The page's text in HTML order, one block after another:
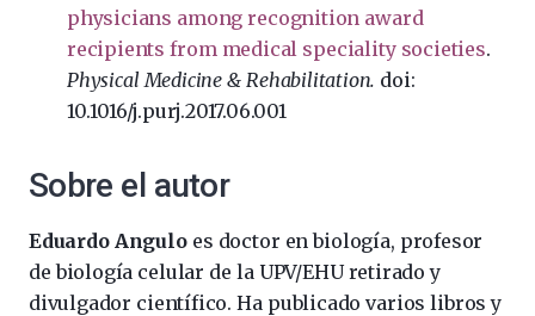
physicians among recognition award
recipients from medical speciality societies.
Physical Medicine & Rehabilitation. doi:
10.1016/j.purj.2017.06.001
Sobre el autor
Eduardo Anguloes doctor en biología, profesor
de biología celular de la UPV/EHU retirado y
divulgador científico. Ha publicado varios libros y